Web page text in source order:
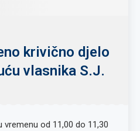
krivično djelo
vlasnika S.J.
vremenu od 11,00 do 11,30